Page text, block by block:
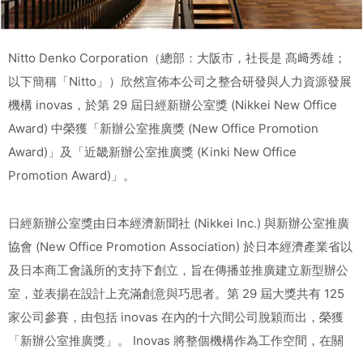
Nitto Denko Corporation（總部：大阪市，社長是 髙﨑秀雄；
以下簡稱「Nitto」）欣然宣佈本公司之整合研發與人力資源發展
機構 inovas，於第 29 屆日經新辦公室獎 (Nikkei New Office
Award) 中榮獲「新辦公室推廣獎 (New Office Promotion
Award)」及「近畿新辦公室推廣獎 (Kinki New Office
Promotion Award)」。
日經新辦公室獎由日本經濟新聞社 (Nikkei Inc.) 與新辦公室推廣
協會 (New Office Promotion Association) 於日本經濟產業省以
及日本商工會議所的支持下創立，旨在傳播並推廣建立新型辦公
室，並表揚在設計上充滿創意與巧思者。第 29 屆大獎共有 125
家公司參賽，由包括 inovas 在內的十六間公司脫穎而出，榮獲
「新辦公室推廣獎」。 Inovas 將整個機構作為工作空間，在關